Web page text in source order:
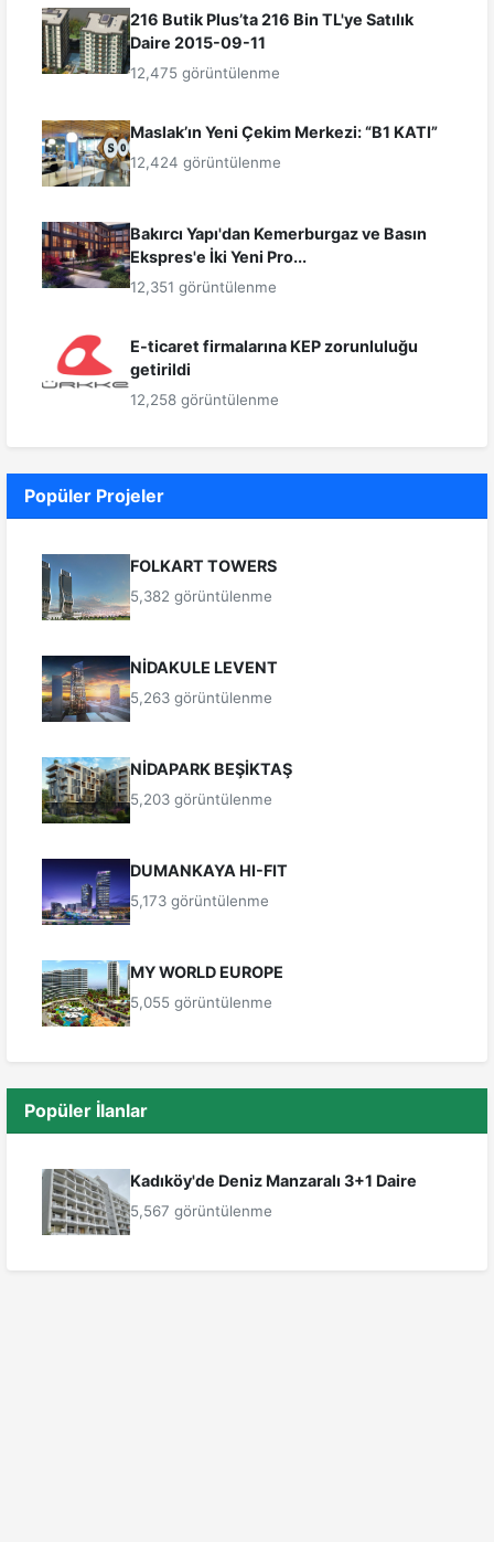
216 Butik Plus’ta 216 Bin TL'ye Satılık
Daire 2015-09-11
12,475 görüntülenme
Maslak’ın Yeni Çekim Merkezi: “B1 KATI”
12,424 görüntülenme
Bakırcı Yapı'dan Kemerburgaz ve Basın
Ekspres'e İki Yeni Pro...
12,351 görüntülenme
E-ticaret firmalarına KEP zorunluluğu
getirildi
12,258 görüntülenme
Popüler Projeler
FOLKART TOWERS
5,382 görüntülenme
NİDAKULE LEVENT
5,263 görüntülenme
NİDAPARK BEŞİKTAŞ
5,203 görüntülenme
DUMANKAYA HI-FIT
5,173 görüntülenme
MY WORLD EUROPE
5,055 görüntülenme
Popüler İlanlar
Kadıköy'de Deniz Manzaralı 3+1 Daire
5,567 görüntülenme